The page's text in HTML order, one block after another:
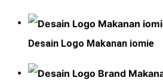
Desain Logo Makanan iomie